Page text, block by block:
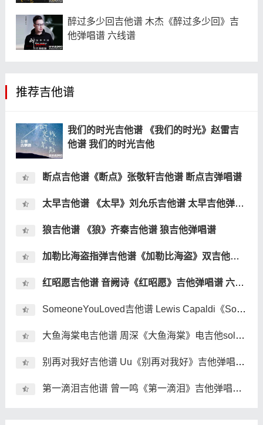
醉过多少回吉他谱 木杰《醉过多少回》吉
他弹唱谱 六线谱
推荐吉他谱
我们的时光吉他谱 《我们的时光》赵雷吉
他谱 我们的时光吉他
断点吉他谱《断点》张敬轩吉他谱 断点吉弹唱谱
太早吉他谱 《太早》刘允乐吉他谱 太早吉他弹唱谱
狼吉他谱 《狼》齐秦吉他谱 狼吉他弹唱谱
加勒比海盗指弹吉他谱《加勒比海盗》双吉他指弹吉他谱
红昭愿吉他谱 音阙诗《红昭愿》吉他弹唱谱 六线谱
SomeoneYouLoved吉他谱 Lewis Capaldi《Someone You Loved》吉他弹唱谱
大鱼海棠电吉他谱 周深《大鱼海棠》电吉他solo谱 独奏谱
别再对我好吉他谱 Uu《别再对我好》吉他弹唱谱 六线谱
第一滴泪吉他谱 曾一鸣《第一滴泪》吉他弹唱谱 六线谱